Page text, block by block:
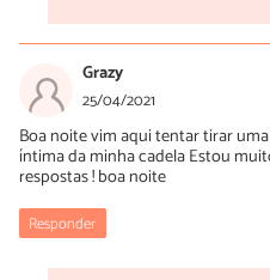
Grazy
25/04/2021
Boa noite vim aqui tentar tirar
íntima da minha cadela Estou
respostas ! boa noite
Responder